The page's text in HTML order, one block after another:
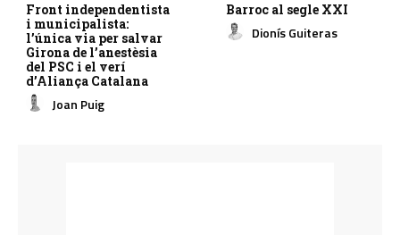
Front independentista
i municipalista:
l’única via per salvar
Girona de l’anestèsia
del PSC i el verí
d’Aliança Catalana
Joan Puig
Barroc al segle XXI
Dionís Guiteras